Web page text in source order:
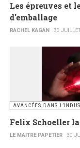
Les épreuves et
d'emballage
RACHEL KAGAN 30
AVANCÉES DANS
Felix Schoeller
LE MAITRE PAPETIER 30